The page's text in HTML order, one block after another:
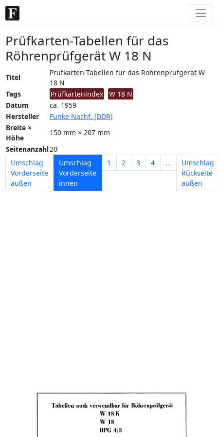
Prüfkarten-Tabellen für das
Röhrenprüfgerät W 18 N
Titel
Prüfkarten-Tabellen für das Röhrenprüfgerät W
18 N
Tags
Prüfkartenindex
W 18 N
Datum
ca. 1959
Hersteller
Funke Nachf. (DDR)
Breite ×
Höhe
150 mm × 207 mm
Seitenanzahl20
Umschlag
Vorderseite
außen
Umschlag
Vorderseite
innen
1 2 3 4 …
Umschlag
Rückseite
außen